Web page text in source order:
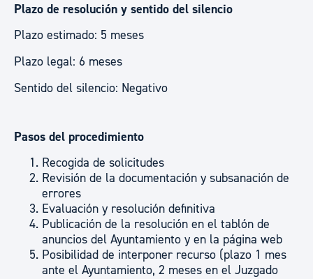
Plazo de resolución y sentido del silencio
Plazo estimado: 5 meses
Plazo legal: 6 meses
Sentido del silencio: Negativo
Pasos del procedimiento
Recogida de solicitudes
Revisión de la documentación y subsanación de
errores
Evaluación y resolución definitiva
Publicación de la resolución en el tablón de
anuncios del Ayuntamiento y en la página web
Posibilidad de interponer recurso (plazo 1 mes
ante el Ayuntamiento, 2 meses en el Juzgado